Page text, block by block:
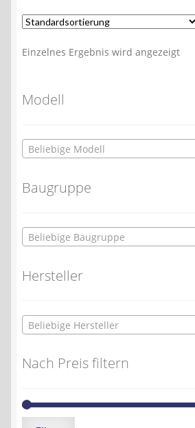
Einzelnes Ergebnis wird angezeigt
Modell
Beliebige Modell
Baugruppe
Beliebige Baugruppe
Hersteller
Beliebige Hersteller
Nach Preis filtern